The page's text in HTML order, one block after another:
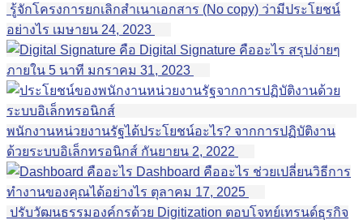
รู้จักโครงการยกเลิกสำเนาเอกสาร (No copy) ว่ามีประโยชน์
อย่างไร เมษายน 24, 2023
Digital Signature คืออะไร สรุปง่ายๆ
ภายใน 5 นาที มกราคม 31, 2023
พนักงานหน่วยงานรัฐได้ประโยชน์อะไร? จากการปฏิบัติงาน
ด้วยระบบอิเล็กทรอนิกส์ กันยายน 2, 2022
Dashboard คืออะไร ช่วยเปลี่ยนวิธีการ
ทำงานของคุณได้อย่างไร ตุลาคม 17, 2025
ปรับวัฒนธรรมองค์กรด้วย Digitization ตอบโจทย์เทรนด์ธุรกิจ